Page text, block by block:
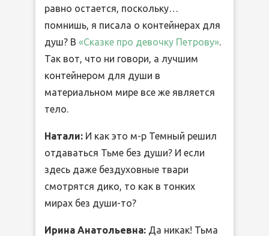
равно остается, поскольку…
помнишь, я писала о контейнерах для
душ? В «Сказке про девочку Петрову».
Так вот, что ни говори, а лучшим
контейнером для души в
материальном мире все же является
тело.
Натали: И как это м-р Темный решил
отдаваться Тьме без души? И если
здесь даже бездуховные твари
смотрятся дико, то как в тонких
мирах без души-то?
Ирина Анатольевна: Да никак! Тьма